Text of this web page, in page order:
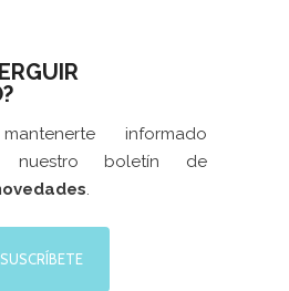
informado
nuestro boletín de
.
SUSCRÍBETE